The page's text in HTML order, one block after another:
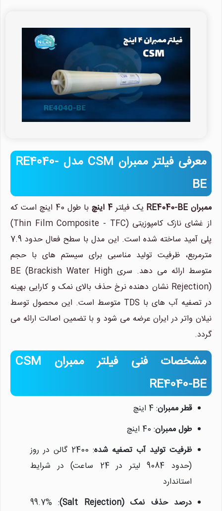
معرفی فیلتر ممبران CSM مدل RE4040-
BE
ممبران RE4040-BE یک فیلتر4 اینچ
با طول 40 اینچ است که
از غشای نازک کامپوزیتی (Thin Film Composite - TFC)
پلی آمید ساخته شده است. این مدل با سطح فعال حدود 7.9
مترمربع، ظرفیت تولید مناسبی برای سیستم های با حجم
متوسط ارائه می دهد. سری BE (Brackish Water High
Rejection) نشان دهنده نرخ حذف بالای نمک و کارایی بهینه
در تصفیه آب های با TDS متوسط است. این محصول توسط
نیلان واتر در ایران عرضه می شود و با تضمین اصالت ارائه می
گردد.
مشخصات فنی فیلتر ممبران CSM
RE4040-BE
قطر ممبران: 4 اینچ
طول ممبران: 40 اینچ
ظرفیت تولید آب تصفیه شده
: 2400 گالن در روز
(حدود 9084 لیتر در 24 ساعت) در شرایط
استاندارد
درصد حذف نمک (Salt Rejection)
: 99.7%